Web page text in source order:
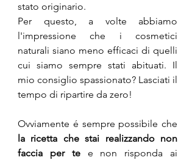
stato originario.
Per questo, a volte abbiamo
l'impressione che i cosmetici
naturali siano meno efficaci di quelli
cui siamo sempre stati abituati. Il
mio consiglio spassionato? Lasciati il
tempo di ripartire da zero!
la ricetta che stai realizzando non
faccia per te e non risponda ai